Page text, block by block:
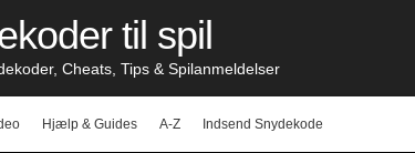
til spil
Cheats, Tips & Spilanmeldelser
Hjælp & Guides A-Z Indsend Snydekode